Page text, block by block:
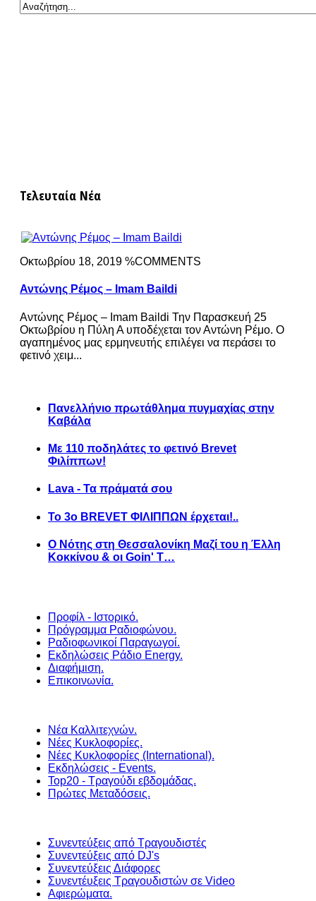
Τελευταία Νέα
Οκτωβρίου 18, 2019 %COMMENTS
Αντώνης Ρέμος – Imam Baildi
Αντώνης Ρέμος – Imam Baildi Την Παρασκευή 25
Οκτωβρίου η Πύλη Α υποδέχεται τον Αντώνη Ρέμο. Ο
αγαπημένος μας ερμηνευτής επιλέγει να περάσει το
φετινό χειμ...
Πανελλήνιο πρωτάθλημα πυγμαχίας στην
Καβάλα
Με 110 ποδηλάτες το φετινό Brevet
Φιλίππων!
Lava - Τα πράματά σου
Το 3ο BREVET ΦΙΛΙΠΠΩΝ έρχεται!..
Ο Νότης στη Θεσσαλονίκη Μαζί του η Έλλη
Κοκκίνου & οι Goin' T…
Προφίλ - Ιστορικό.
Πρόγραμμα Ραδιοφώνου.
Ραδιοφωνικοί Παραγωγοί.
Εκδηλώσεις Ράδιο Energy.
Διαφήμιση.
Επικοινωνία.
Νέα Καλλιτεχνών.
Νέες Κυκλοφορίες.
Νέες Κυκλοφορίες (International).
Εκδηλώσεις - Events.
Top20 - Τραγούδι εβδομάδας.
Πρώτες Μεταδόσεις.
Συνεντεύξεις από Τραγουδιστές
Συνεντεύξεις από DJ's
Συνεντεύξεις Διάφορες
Συνεντέυξεις Τραγουδιστών σε Video
Αφιερώματα.